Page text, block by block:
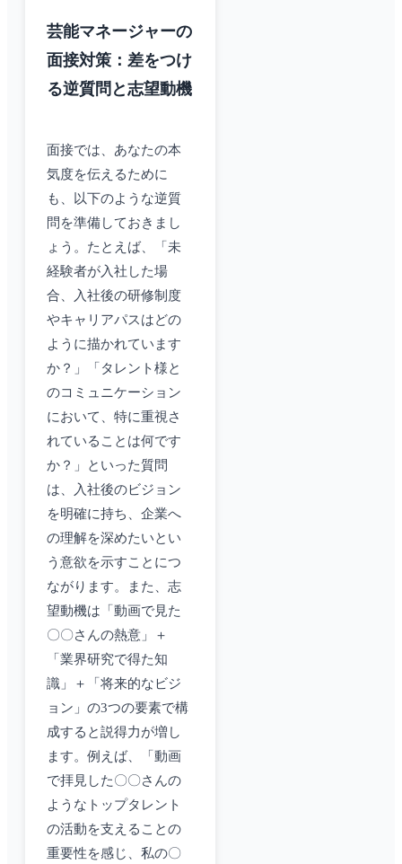
芸能マネージャーの
面接対策：差をつけ
る逆質問と志望動機
面接では、あなたの本
気度を伝えるために
も、以下のような逆質
問を準備しておきまし
ょう。たとえば、「未
経験者が入社した場
合、入社後の研修制度
やキャリアパスはどの
ように描かれています
か？」「タレント様と
のコミュニケーション
において、特に重視さ
れていることは何です
か？」といった質問
は、入社後のビジョン
を明確に持ち、企業へ
の理解を深めたいとい
う意欲を示すことにつ
ながります。また、志
望動機は「動画で見た
〇〇さんの熱意」＋
「業界研究で得た知
識」＋「将来的なビジ
ョン」の3つの要素で構
成すると説得力が増し
ます。例えば、「動画
で拝見した〇〇さんの
ようなトップタレント
の活動を支えることの
重要性を感じ、私の〇